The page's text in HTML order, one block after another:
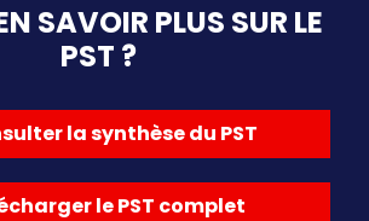
SAVOIR PLUS SUR LE
PST ?
la synthèse du PST
le PST complet